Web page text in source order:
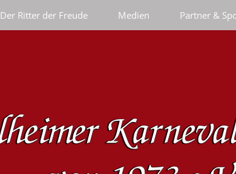
Der Ritter der Freude Medien Partner &